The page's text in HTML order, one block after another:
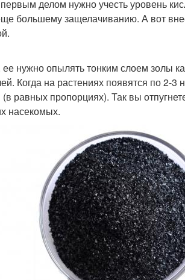
делом нужно учесть уровень
большему защелачиванию. А вот
ее нужно опылять тонким слоем золы
Когда на растениях появятся по 2-3
равных пропорциях). Так вы
насекомых.